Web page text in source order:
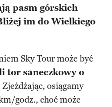
pasm górskich
im do Wielkiego
Sky Tour może być
tor saneczkowy o
Zjeżdżając, osiągamy
godz., choć może